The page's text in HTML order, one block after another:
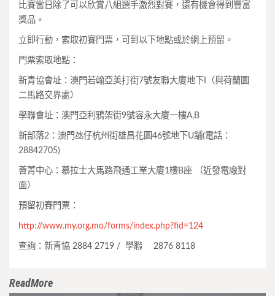
比賽當日除了可以欣賞八組選手激烈對賽，還有機會得到豐富
獎品。
立即行動，索取初賽門票，可到以下地點或於網上預留。
門票索取地點：
新青協會址：澳門若翰亞美打街7號友聯大廈地下I（與荷蘭園
二馬路交界處）
學聯會址：澳門亞利鴉架街9號容永大廈一樓A,B
新部落2：澳門氹仔杭州街雄昌花園46號地下U舖(電話：
28842705)
薈菁中心：慕拉士大馬路飛通工業大廈1樓B座 （近發電廠對
面）
預留初賽門票：
http://www.my.org.mo/forms/index.php?fid=124
查詢：新青協 2884 2719 / 學聯 2876 8118
ReadMore